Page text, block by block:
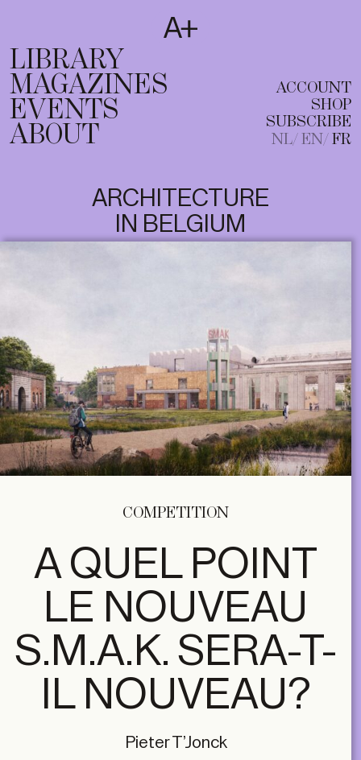
T
EN FR
LIBRARY
MAGAZINES
EVENTS
ABOUT
ACCOUNT
SHOP
SUBSCRIBE
NL EN FR
ARCHITECTURE
IN BELGIUM
COMPETITION
A QUEL POINT
LE NOUVEAU
S.M.A.K. SERA-T-
IL NOUVEAU?
Pieter T’Jonck